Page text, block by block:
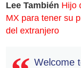
Lee También Hijo
MX para tener su
del extranjero
Welcome